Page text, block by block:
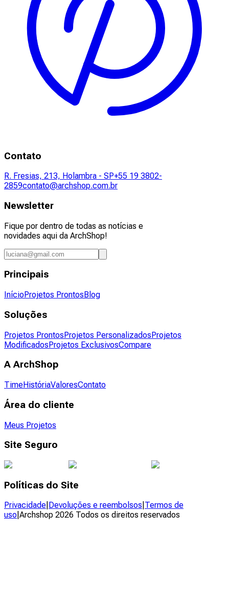
Contato
R. Fresias, 213, Holambra - SP+55 19 3802-
2859contato@archshop.com.br
Newsletter
Fique por dentro de todas as notícias e
novidades aqui da ArchShop!
Principais
InícioProjetos Prontos Blog
Soluções
Projetos ProntosProjetos PersonalizadosProjetos
ModificadosProjetos ExclusivosCompare
A ArchShop
TimeHistóriaValoresContato
Área do cliente
Meus Projetos
Site Seguro
Políticas do Site
Privacidade Devoluções e reembolsos Termos de
uso Archshop 2026 Todos os direitos reservados